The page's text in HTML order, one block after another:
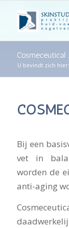
Cosmeceutical
U bevindt zich hier:
Bij een
vet in
worden de
anti-aging